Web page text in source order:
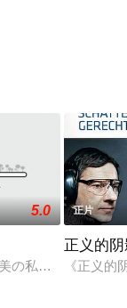
看高清未删减
为保护文物全国委
5.0
の私立小学校への
正片
正义的
《正义的